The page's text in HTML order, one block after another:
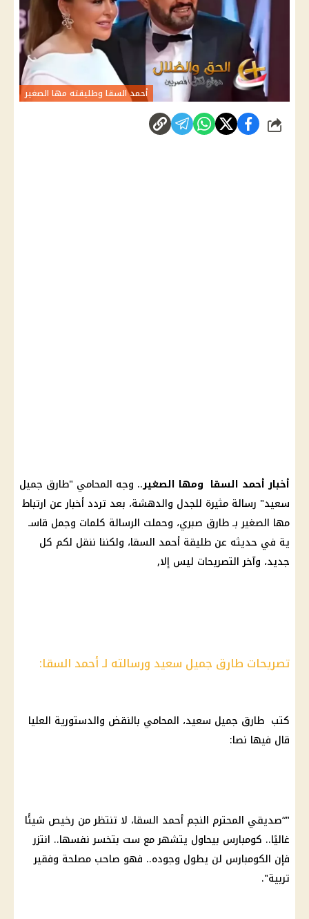
أحمد السقا وطليقته مها الصغير
شارك
أخبار أحمد السقا ومها الصغير.. وجه المحامي "طارق جميل
سعيد" رسالة مثيرة للجدل والدهشة، بعد تردد أخبار عن ارتباط
مها الصغير بـ طارق صبري، وحملت الرسالة كلمات وجمل قاسـ
ية في حديثه عن طليقة أحمد السقا، ولكننا ننقل لكم كل
جديد، وآخر التصريحات ليس إلا,
تصريحات طارق جميل سعيد ورسالته لـ أحمد السقا:
كتب طارق جميل سعيد، المحامي بالنقض والدستورية العليا
قال فيها نصا:
"“صديقي المحترم النجم أحمد السقا، لا تنتظر من رخيص شيئًا
غاليًا.. كومبارس بيحاول يتشهر مع ست بتخسر نفسها.. انتزر
فإن الكومبارس لن يطول وجوده.. فهو صاحب مصلحة وفقير
تربية".